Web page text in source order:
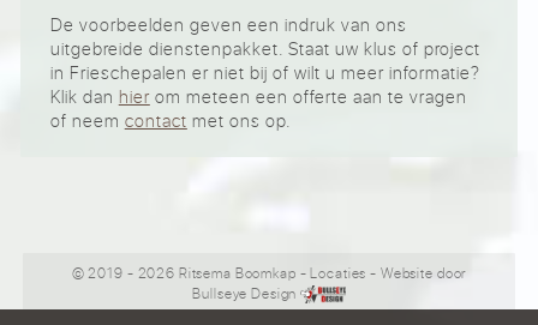
De voorbeelden geven een indruk van ons
uitgebreide dienstenpakket. Staat uw klus of project
in Frieschepalen er niet bij of wilt u meer informatie?
Klik dan hierom meteen een offerte aan te vragen
of neem contact met ons op.
© 2019 - 2026 Ritsema Boomkap -Locaties - Website door
Bullseye Design